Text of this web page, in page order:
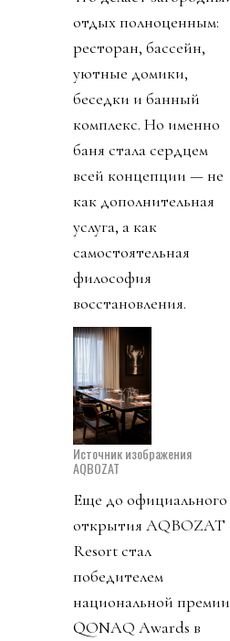
отдых полноценным:
ресторан, бассейн,
уютные домики,
беседки и банный
комплекс. Но именно
баня стала сердцем
всей концепции — не
как дополнительная
услуга, а как
самостоятельная
философия
восстановления.
Источник изображения
AQBOZAT
Еще до официального
открытия AQBOZAT
Resort стал
победителем
национальной премии
QONAQ Awards в